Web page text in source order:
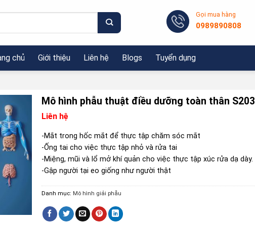
Gọi mua hàng
0989890808
chủ Giới thiệu Liên hệ Blogs Tuyển dụng
Mô hình phẫu thuật điều dưỡng toàn thân S203
Liên hệ
-Mắt trong hốc mắt để thực tập chăm sóc mắt
-Ống tai cho việc thực tập nhỏ và rửa tai
-Miệng, mũi và lổ mở khí quản cho việc thực tập xúc rửa dạ dày.
-Gập người tại eo giống như người thật
Danh mục: Mô hình giải phẫu